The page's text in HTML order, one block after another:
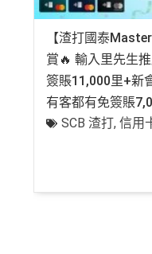
on. All financial
ut warranty.
omparison tools which
lways based on
查看更多信用卡詳情
【渣打國泰
賞🔥 輸入里先生
簽賬11,000里+新
有客都有免簽賬
SCB 渣打,信用